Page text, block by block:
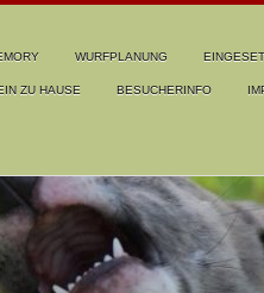
WURFPLANUNG
ZU HAUSE BESUCHERINFO